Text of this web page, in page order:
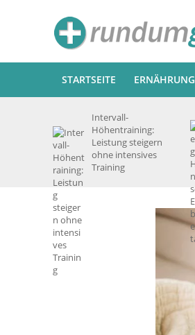
STARTSEITE ERNÄHRUNG
Intervall-
Höhentraining:
Leistung steigern
ohne intensives
Training